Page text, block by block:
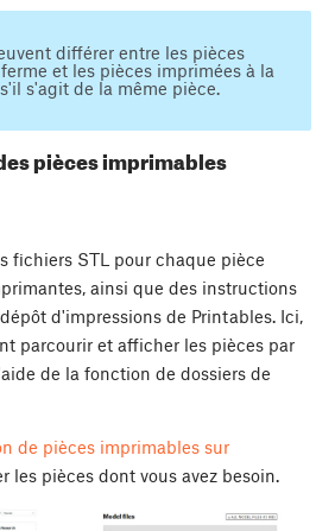
différer entre les pièces
et les pièces imprimées à la
s'agit de la même pièce.
pièces imprimables
fichiers STL pour chaque pièce
ainsi que des instructions
d'impressions de Printables. Ici,
parcourir et afficher les pièces par
de la fonction de dossiers de
de pièces imprimables sur
les pièces dont vous avez besoin.